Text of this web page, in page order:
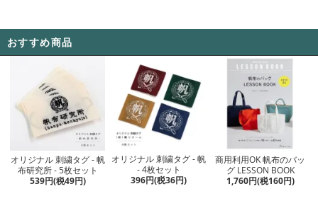
おすすめ商品
オリジナル 刺繍タグ - 帆
布研究所 - 5枚セット
539円(税49円)
オリジナル 刺繍タグ - 帆
- 4枚セット
396円(税36円)
商用利用OK 帆布のバッ
グ LESSON BOOK
1,760円(税160円)